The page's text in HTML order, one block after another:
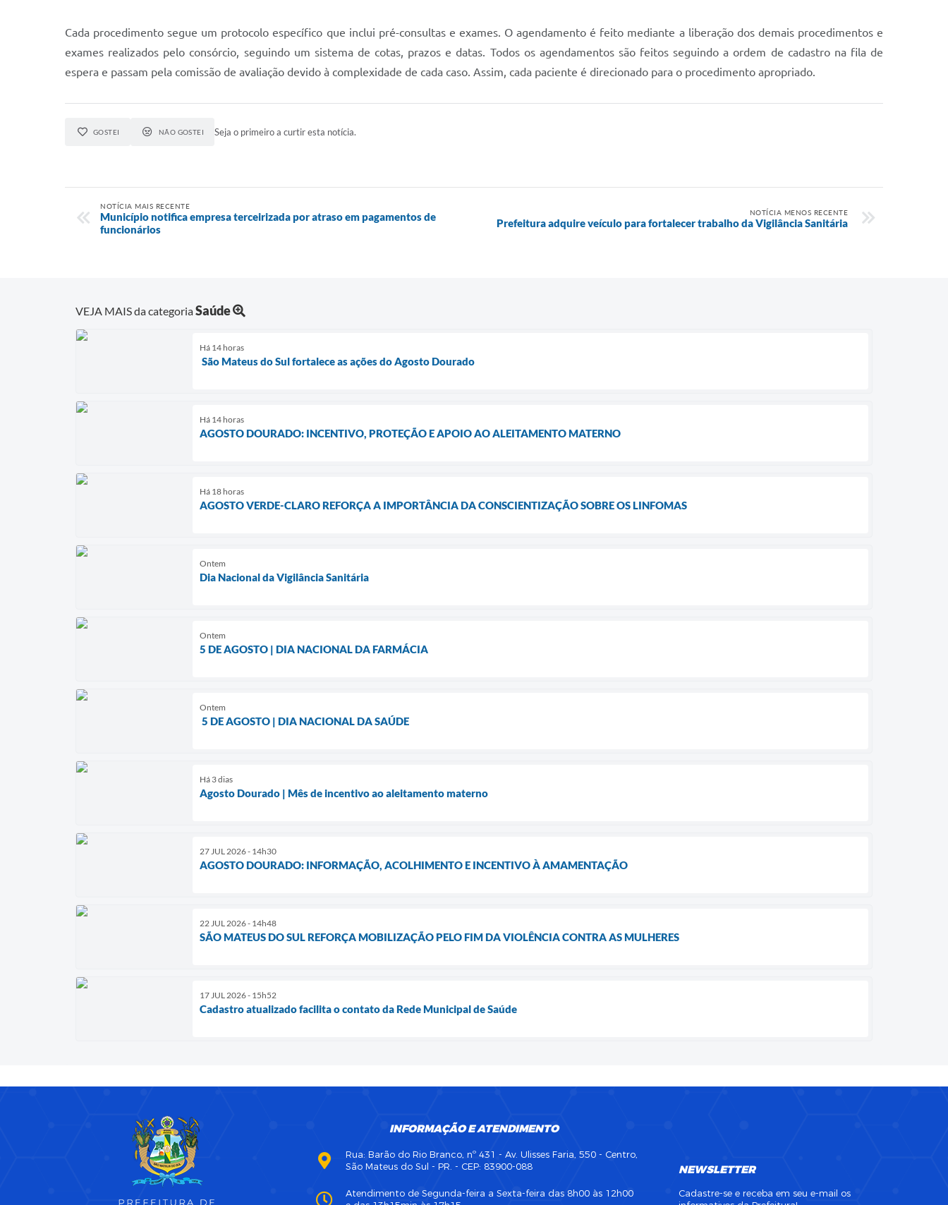
Cada procedimento segue um protocolo específico que inclui pré-consultas e exames. O agendamento é feito mediante a liberação dos demais procedimentos e
exames realizados pelo consórcio, seguindo um sistema de cotas, prazos e datas. Todos os agendamentos são feitos seguindo a ordem de cadastro na fila de
espera e passam pela comissão de avaliação devido à complexidade de cada caso. Assim, cada paciente é direcionado para o procedimento apropriado.
GOSTEI NÃO GOSTEI Seja o primeiro a curtir esta notícia.
NOTÍCIA MAIS RECENTE
Município notifica empresa terceirizada por atraso em pagamentos de
funcionários
NOTÍCIA MENOS RECENTE
Prefeitura adquire veículo para fortalecer trabalho da Vigilância Sanitária
VEJA MAIS da categoriaSaúde
Há 14 horas
São Mateus do Sul fortalece as ações do Agosto Dourado
Há 14 horas
AGOSTO DOURADO: INCENTIVO, PROTEÇÃO E APOIO AO ALEITAMENTO MATERNO
Há 18 horas
AGOSTO VERDE-CLARO REFORÇA A IMPORTÂNCIA DA CONSCIENTIZAÇÃO SOBRE OS LINFOMAS
Ontem
Dia Nacional da Vigilância Sanitária
Ontem
5 DE AGOSTO | DIA NACIONAL DA FARMÁCIA
Ontem
5 DE AGOSTO | DIA NACIONAL DA SAÚDE
Há 3 dias
Agosto Dourado | Mês de incentivo ao aleitamento materno
27 JUL 2026 - 14h30
AGOSTO DOURADO: INFORMAÇÃO, ACOLHIMENTO E INCENTIVO À AMAMENTAÇÃO
22 JUL 2026 - 14h48
SÃO MATEUS DO SUL REFORÇA MOBILIZAÇÃO PELO FIM DA VIOLÊNCIA CONTRA AS MULHERES
17 JUL 2026 - 15h52
Cadastro atualizado facilita o contato da Rede Municipal de Saúde
INFORMAÇÃO E ATENDIMENTO
Rua: Barão do Rio Branco, nº 431 - Av. Ulisses Faria, 550 - Centro,
São Mateus do Sul - PR. - CEP: 83900-088
Atendimento de Segunda-feira a Sexta-feira das 8h00 às 12h00
NEWSLETTER
Cadastre-se e receba em seu e-mail os